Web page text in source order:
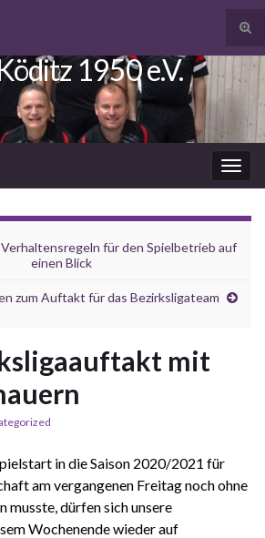
1950 e.V.
für den Spielbetrieb auf
einen Blick
zum Auftakt für das Bezirksligateam
mit
in die Saison 2020/2021 für
am vergangenen Freitag noch ohne
musste, dürfen sich unsere
Wochenende wieder auf